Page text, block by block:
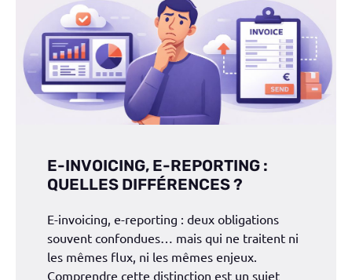
E-INVOICING, E-REPORTING :
QUELLES DIFFÉRENCES ?
E-invoicing, e-reporting : deux obligations
souvent confondues… mais qui ne traitent ni
les mêmes flux, ni les mêmes enjeux.
Comprendre cette distinction est un sujet